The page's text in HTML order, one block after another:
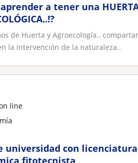
a tener una
de Huerta y Agroecología..
la intervención de la naturaleza..
line
universidad con
fitotecnista